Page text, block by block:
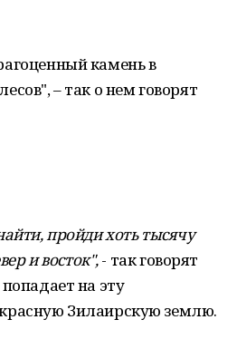
камень в
– так о нем говорят
пройди хоть тысячу
и восток",- так говорят
на эту
Зилаирскую землю.